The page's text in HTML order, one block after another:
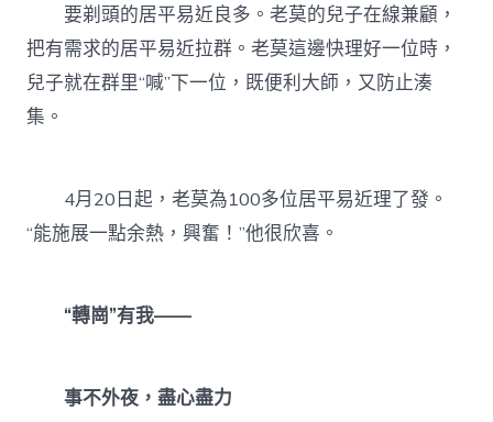
要剃頭的居平易近良多。老莫的兒子在線兼顧，
把有需求的居平易近拉群。老莫這邊快理好一位時，
兒子就在群里“喊”下一位，既便利大師，又防止湊
集。
4月20日起，老莫為100多位居平易近理了發。
“能施展一點余熱，興奮！”他很欣喜。
“轉崗”有我——
事不外夜，盡心盡力